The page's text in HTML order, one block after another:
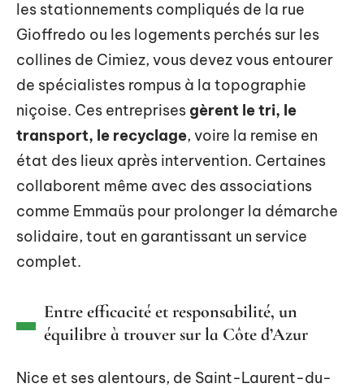
les stationnements compliqués de la rue
Gioffredo ou les logements perchés sur les
collines de Cimiez, vous devez vous entourer
de spécialistes rompus à la topographie
niçoise. Ces entreprises gèrent le tri, le
transport, le recyclage, voire la remise en
état des lieux après intervention. Certaines
collaborent même avec des associations
comme Emmaüs pour prolonger la démarche
solidaire, tout en garantissant un service
complet.
Entre efficacité et responsabilité, un
équilibre à trouver sur la Côte d’Azur
Nice et ses alentours, de Saint-Laurent-du-